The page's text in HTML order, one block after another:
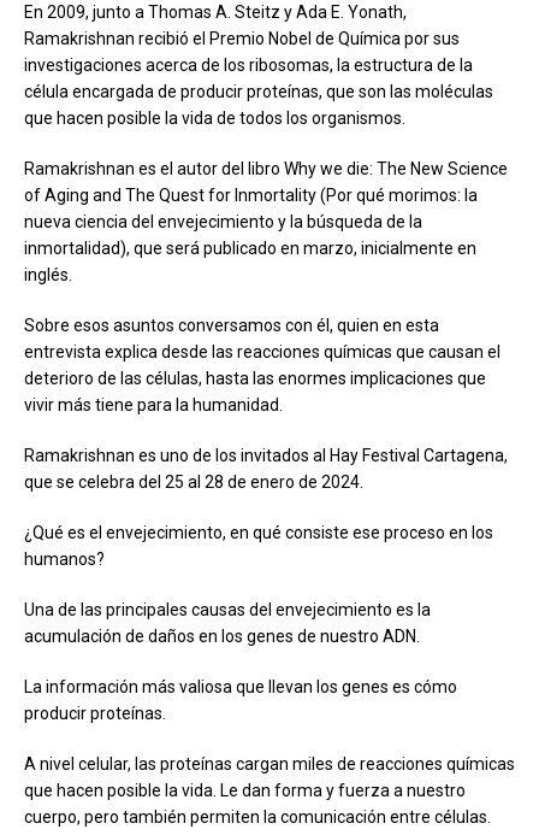
En 2009, junto a Thomas A. Steitz y Ada E. Yonath,
Ramakrishnan recibió el Premio Nobel de Química por sus
investigaciones acerca de los ribosomas, la estructura de la
célula encargada de producir proteínas, que son las moléculas
que hacen posible la vida de todos los organismos.
Ramakrishnan es el autor del libro Why we die: The New Science
of Aging and The Quest for Inmortality (Por qué morimos: la
nueva ciencia del envejecimiento y la búsqueda de la
inmortalidad), que será publicado en marzo, inicialmente en
inglés.
Sobre esos asuntos conversamos con él, quien en esta
entrevista explica desde las reacciones químicas que causan el
deterioro de las células, hasta las enormes implicaciones que
vivir más tiene para la humanidad.
Ramakrishnan es uno de los invitados al Hay Festival Cartagena,
que se celebra del 25 al 28 de enero de 2024.
¿Qué es el envejecimiento, en qué consiste ese proceso en los
humanos?
Una de las principales causas del envejecimiento es la
acumulación de daños en los genes de nuestro ADN.
La información más valiosa que llevan los genes es cómo
producir proteínas.
A nivel celular, las proteínas cargan miles de reacciones químicas
que hacen posible la vida. Le dan forma y fuerza a nuestro
cuerpo, pero también permiten la comunicación entre células.